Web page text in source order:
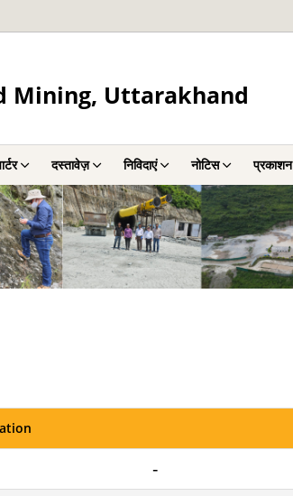
Mining, Uttarakhand
दस्तावेज़ निविदाएं नोटिस प्रकाशन